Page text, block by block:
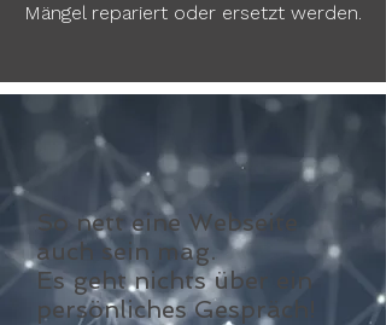
Mängel repariert oder ersetzt werden.
So nett eine Webseite
auch sein mag.
Es geht nichts über ein
persönliches Gespräch!